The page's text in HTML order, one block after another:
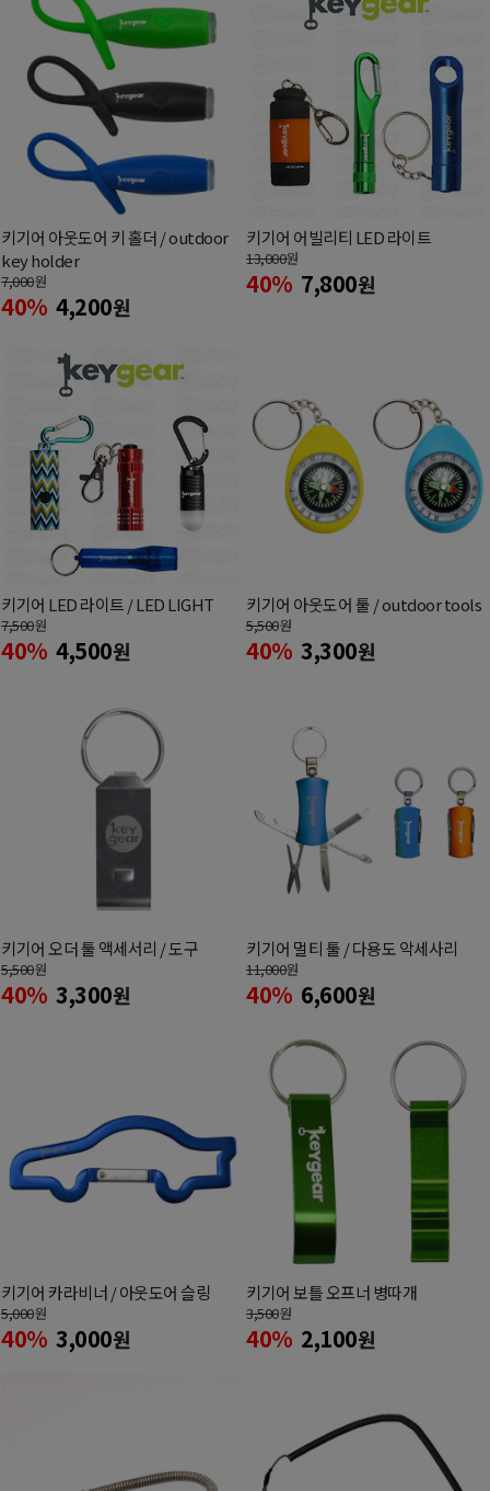
키기어 아웃도어 키 홀더 / outdoor
key holder
7,000원
40% 4,200원
키기어 어빌리티 LED 라이트
13,000원
40% 7,800원
키기어 LED 라이트 / LED LIGHT
7,500원
40% 4,500원
키기어 아웃도어 툴 / outdoor tools
5,500원
40% 3,300원
키기어 오더 툴 액세서리 / 도구
5,500원
40% 3,300원
키기어 멀티 툴 / 다용도 악세사리
11,000원
40% 6,600원
키기어 카라비너 / 아웃도어 슬링
5,000원
40% 3,000원
키기어 보틀 오프너 병따개
3,500원
40% 2,100원